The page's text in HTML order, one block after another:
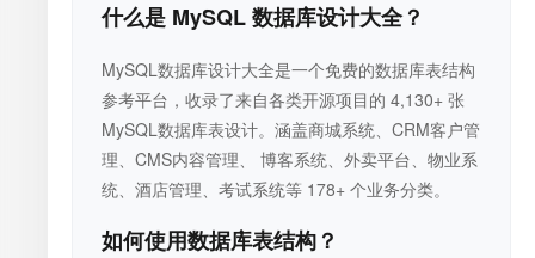
什么是 MySQL 数据库设计大全？
MySQL数据库设计大全是一个免费的数据库表结构
参考平台，收录了来自各类开源项目的 4,130+ 张
MySQL数据库表设计。涵盖商城系统、CRM客户管
理、CMS内容管理、 博客系统、外卖平台、物业系
统、酒店管理、考试系统等 178+ 个业务分类。
如何使用数据库表结构？